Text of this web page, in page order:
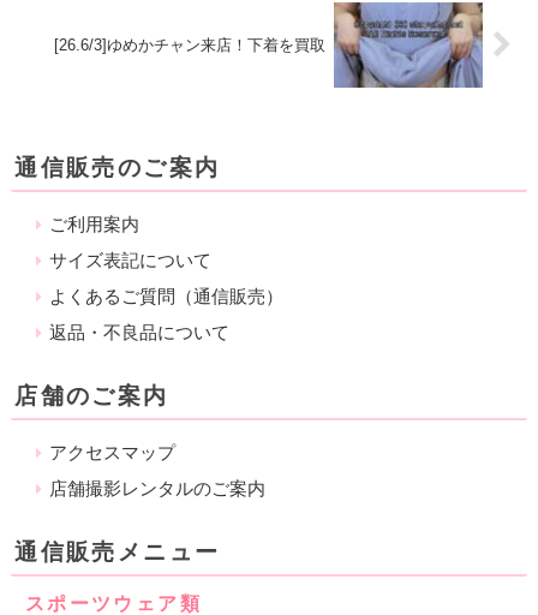
[26.6/3]ゆめかチャン来店！下着を買取
通信販売のご案内
ご利用案内
サイズ表記について
よくあるご質問（通信販売）
返品・不良品について
店舗のご案内
アクセスマップ
店舗撮影レンタルのご案内
通信販売メニュー
スポーツウェア類